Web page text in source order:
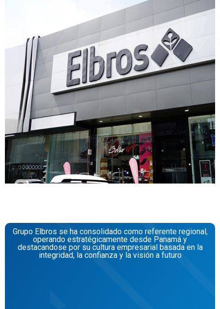
Grupo Elbros se ha consolidado como referente regional,
operando estratégicamente desde Panamá y
destacandose por su cultura empresarial basada en la
integridad, la confianza y la visión a futuro